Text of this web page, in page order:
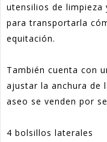
utensilios de limpieza
para transportarla
equitación.
También cuenta con
ajustar la anchura de
aseo se venden por
4 bolsillos laterales